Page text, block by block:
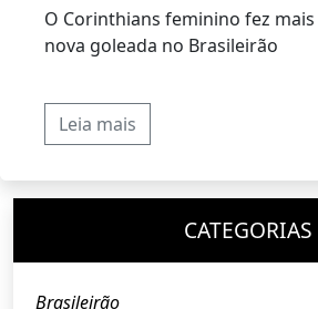
O Corinthians feminino fez
nova goleada no Brasileirão
Leia mais
CATEGORIAS
Brasileirão